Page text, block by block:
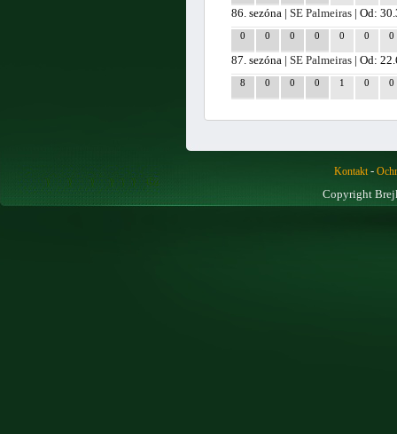
86. sezóna |SE Palmeiras | Od:
0 0 0 0 0 0 0
87. sezóna |SE Palmeiras | Od:
8 0 0 0 1 0 0
Kontakt-
Copyright